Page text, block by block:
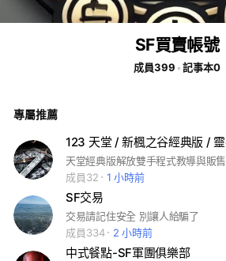
SF買賣帳號
成員399 記事本0
專屬推薦
天堂經典版解放雙手程式教導與販售
成員32
1 小時前
SF交易
交易請記住安全 別讓人給騙了
成員334
2 小時前
中式餐點-SF軍團俱樂部